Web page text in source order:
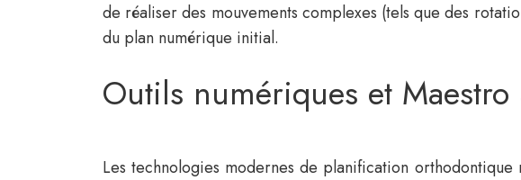
de réaliser des mouvements complexes (tels que des
du plan numérique initial.
Outils numériques et
Les technologies modernes de planification